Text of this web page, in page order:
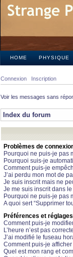
HOME PHYSIQUE
Connexion Inscription
Voir les messages sans
Index du forum
Problèmes de
Pourquoi ne puis-je pas
Pourquoi suis-je
Comment puis-je
J’ai perdu mon mot de
Je suis inscrit mais ne
Je me suis inscrit dans
Pourquoi ne puis-je pas
A quoi sert “Supprimer
Préférences et
Comment puis-je
L’heure n’est pas
J’ai modifié le fuseau
Comment puis-je
Quel est mon rang et